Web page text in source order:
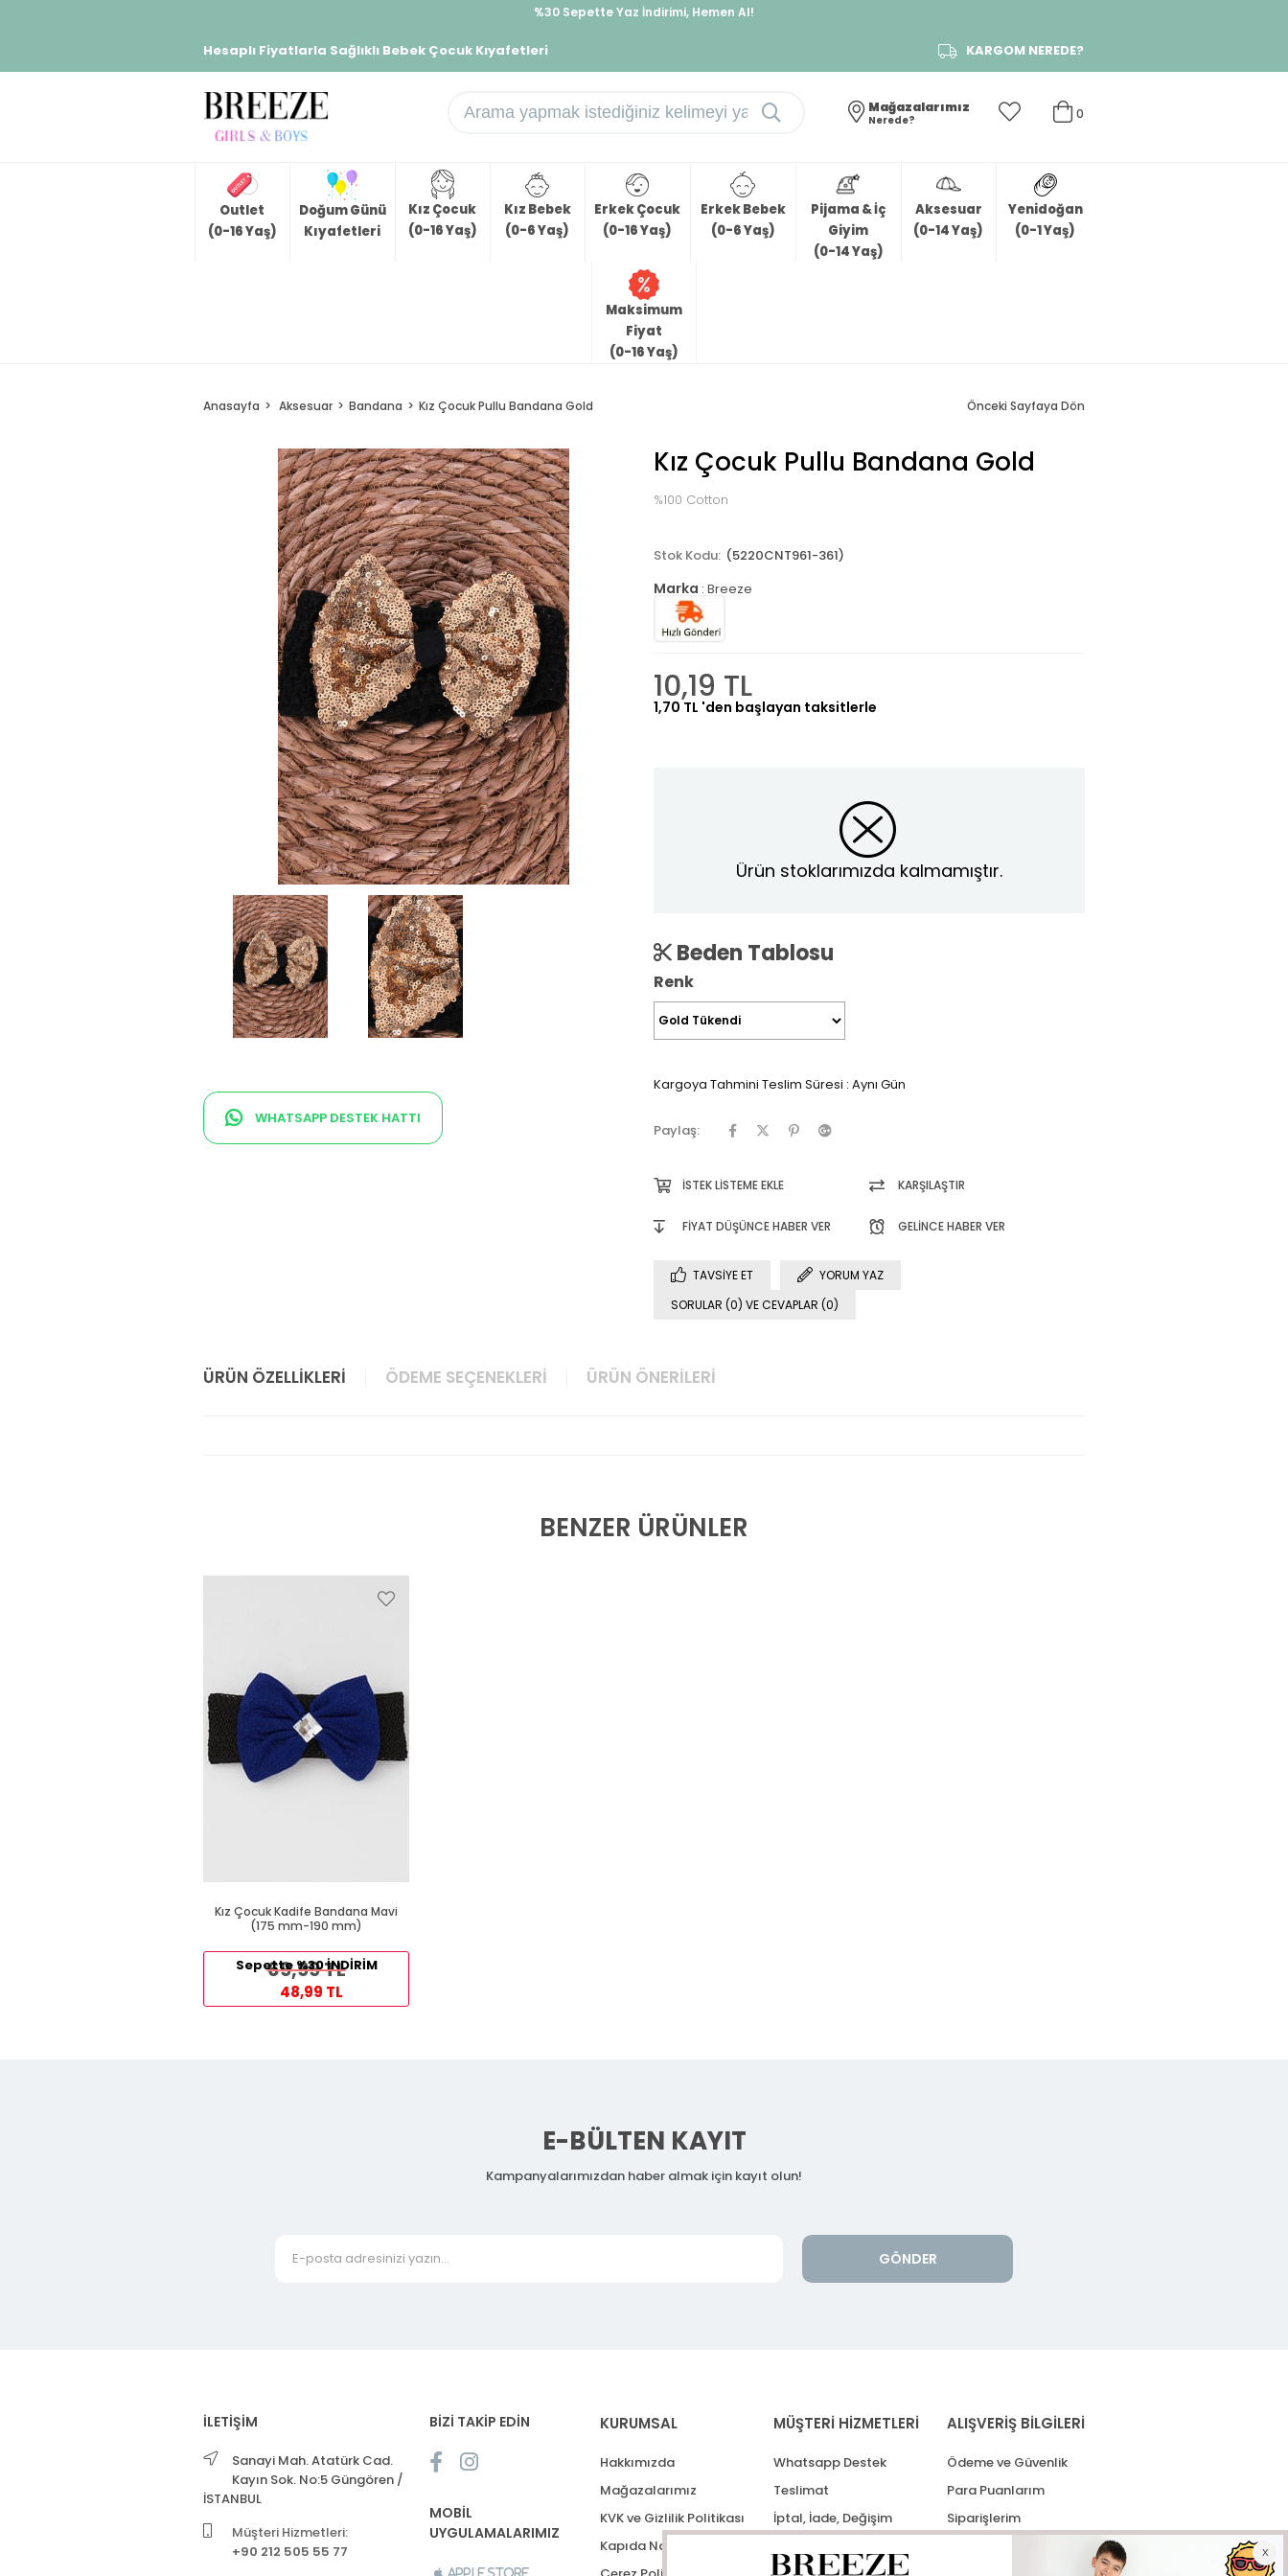
%30 Sepette Yaz İndirimi, Hemen Al!
Hesaplı Fiyatlarla Sağlıklı Bebek Çocuk Kıyafetleri KARGOM NEREDE?
0
Mağazalarımız
Nerede?
Outlet
(0-16 Yaş)
Doğum Günü
Kıyafetleri
Kız Çocuk
(0-16 Yaş)
Kız Bebek
(0-6 Yaş)
Erkek Çocuk
(0-16 Yaş)
Erkek Bebek
(0-6 Yaş)
Pijama & İç
Giyim
(0-14 Yaş)
Aksesuar
(0-14 Yaş)
Yenidoğan
(0-1 Yaş)
Maksimum
Fiyat
(0-16 Yaş)
Anasayfa Aksesuar Bandana Kız Çocuk Pullu Bandana Gold Önceki Sayfaya Dön
WHATSAPP DESTEK HATTI
Kız Çocuk Pullu Bandana Gold
%100 Cotton
(5220CNT961-361)
Marka : Breeze
10,19 TL
1,70 TL 'den başlayan taksitlerle
Ürün stoklarımızda kalmamıştır.
Beden Tablosu
Renk
Kargoya Tahmini Teslim Süresi : Aynı Gün
Paylaş:
İSTEK LISTEME EKLE KARŞILAŞTIR
FIYAT DÜŞÜNCE HABER VER GELINCE HABER VER
TAVSIYE ET
YORUM YAZ
SORULAR (0) VE CEVAPLAR (0)
ÜRÜN ÖZELLIKLERI ÖDEME SEÇENEKLERI ÜRÜN ÖNERILERI
BENZER ÜRÜNLER
Kız Çocuk Kadife Bandana Mavi
(175 mm-190 mm)
69,99 TL
Sepette %30 İNDİRİM
48,99 TL
E-BÜLTEN KAYIT
Kampanyalarımızdan haber almak için kayıt olun!
GÖNDER
İLETİŞİM
Sanayi Mah. Atatürk Cad.
Kayın Sok. No:5 Güngören /
İSTANBUL
Müşteri Hizmetleri:
+90 212 505 55 77
BİZİ TAKİP EDİN
MOBİL
UYGULAMALARIMIZ
Apple Store
KURUMSAL
Hakkımızda
Mağazalarımız
KVK ve Gizlilik Politikası
Kapıda Nakit Ödeme
MÜŞTERİ HİZMETLERİ
Whatsapp Destek
Teslimat
İptal, İade, Değişim
ALIŞVERİŞ BİLGİLERİ
Ödeme ve Güvenlik
Para Puanlarım
Siparişlerim